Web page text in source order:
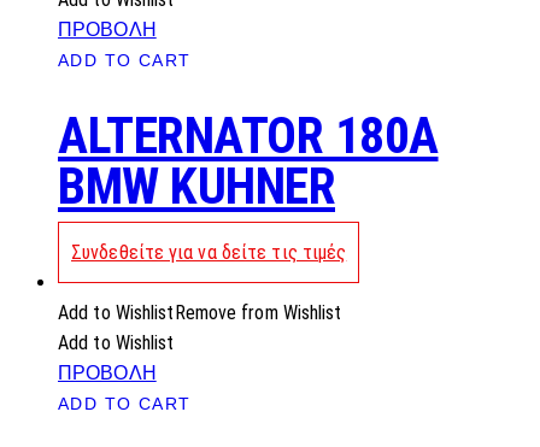
ΠΡΟΒΟΛΗ
ADD TO CART
ALTERNATOR 180A
BMW KUHNER
Συνδεθείτε για να δείτε τις τιμές
Add to Wishlist Remove from Wishlist
Add to Wishlist
ΠΡΟΒΟΛΗ
ADD TO CART